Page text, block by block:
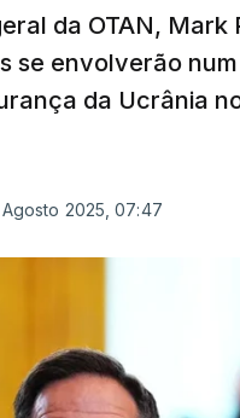
da OTAN,
se envolverão
da Ucrânia
2025, 07:47